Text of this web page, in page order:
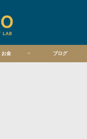
お金 ブログ